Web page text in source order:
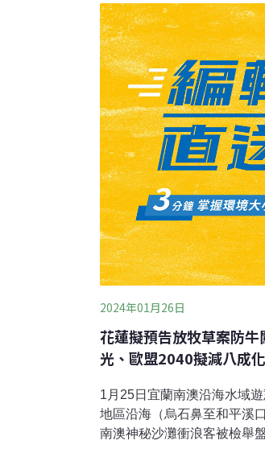
對恩加胡來說太貴了。她回
他生產資料很不容易。沒有
以恩加胡決定放棄合成品，
肯亞農民把這類種子稱為「
比如短暫的雨季等，而且無
蟲害，就算
2024年01月26日
花蓮擬預告放牧草案防
光、歐盟2040擬減八成
1月25日宜蘭南澳沿海水域
地區沿海（烏石鼻至和平溪
南澳神秘沙灘衝浪客被檢舉